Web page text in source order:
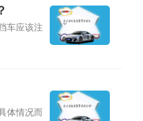
车应该注
体情况而